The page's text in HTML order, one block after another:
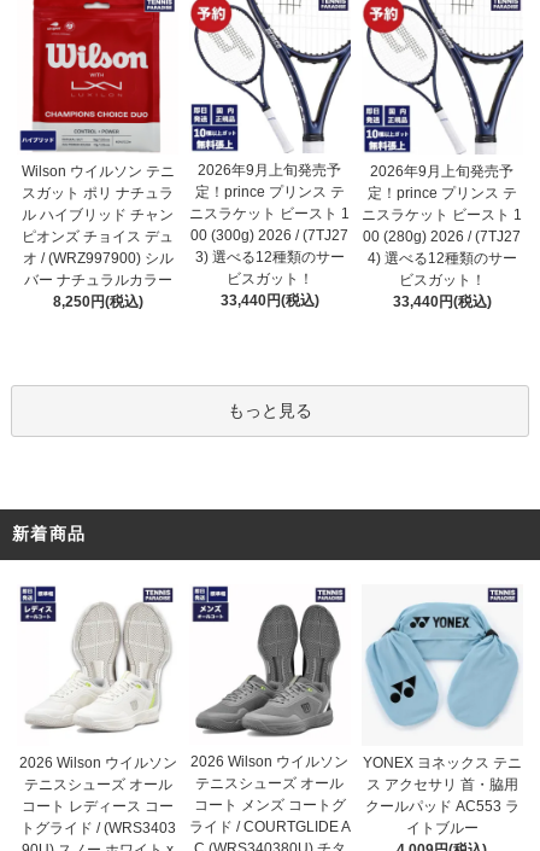
Wilson ウイルソン テニ
スガット ポリ ナチュラ
ル ハイブリッド チャン
ピオンズ チョイス デュ
オ / (WRZ997900) シル
バー ナチュラルカラー
8,250円(税込)
2026年9月上旬発売予
定！prince プリンス テ
ニスラケット ビースト 1
00 (300g) 2026 / (7TJ27
3) 選べる12種類のサー
ビスガット！
33,440円(税込)
2026年9月上旬発売予
定！prince プリンス テ
ニスラケット ビースト 1
00 (280g) 2026 / (7TJ27
4) 選べる12種類のサー
ビスガット！
33,440円(税込)
もっと見る
新着商品
2026 Wilson ウイルソン
テニスシューズ オール
コート レディース コー
トグライド / (WRS3403
2026 Wilson ウイルソン
テニスシューズ オール
コート メンズ コートグ
ライド / COURTGLIDE A
YONEX ヨネックス テニ
ス アクセサリ 首・脇用
クールパッド AC553 ラ
イトブルー